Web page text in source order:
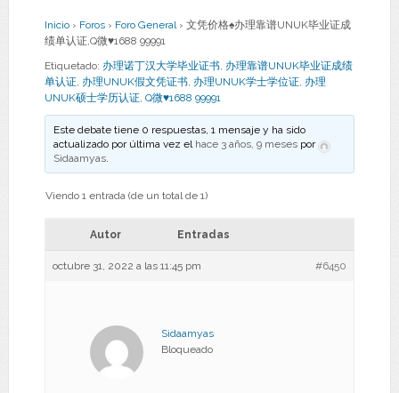
Inicio › Foros › Foro General › 文凭价格♠办理靠谱UNUK毕业证成
绩单认证,Q微♥1688 99991
Etiquetado: 办理诺丁汉大学毕业证书, 办理靠谱UNUK毕业证成绩
单认证, 办理UNUK假文凭证书, 办理UNUK学士学位证, 办理
UNUK硕士学历认证, Q微♥1688 99991
Este debate tiene 0 respuestas, 1 mensaje y ha sido
actualizado por última vez el hace 3 años, 9 meses por
Sidaamyas.
Viendo 1 entrada (de un total de 1)
Autor Entradas
octubre 31, 2022 a las 11:45 pm #6450
Sidaamyas
Bloqueado